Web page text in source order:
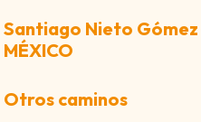
Santiago Nieto
MÉXICO
Otros caminos